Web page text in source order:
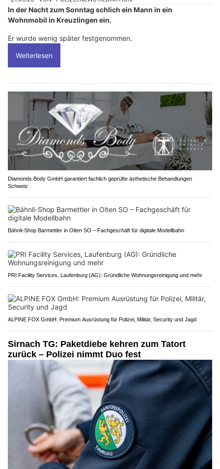
In der Nacht zum Sonntag schlich ein Mann in ein
Wohnmobil in Kreuzlingen ein.
Er wurde wenig später festgenommen.
Weiterlesen
Diamonds Body GmbH garantiert fachlich geprüfte ästhetische Behandlungen
Schweiz
Bähnli-Shop Barmettler in Olten SO – Fachgeschäft für digitale Modellbahn
PRI Facility Services, Laufenburg (AG): Gründliche Wohnungsreinigung und mehr
ALPINE FOX GmbH: Premium Ausrüstung für Polizei, Militär, Security und Jagd
Sirnach TG: Paketdiebe kehren zum Tatort
zurück – Polizei nimmt Duo fest